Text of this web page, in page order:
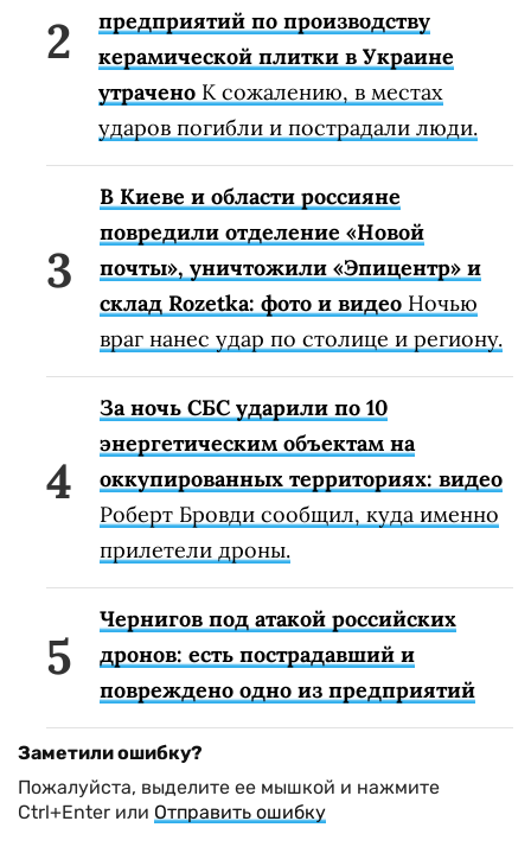
предприятий по производству
керамической плитки в Украине
утрачено К сожалению, в местах
ударов погибли и пострадали люди.
В Киеве и области россияне
повредили отделение «Новой
почты», уничтожили «Эпицентр» и
склад Rozetka: фото и видео Ночью
враг нанес удар по столице и региону.
За ночь СБС ударили по 10
энергетическим объектам на
оккупированных территориях: видео
Роберт Бровди сообщил, куда именно
прилетели дроны.
Чернигов под атакой российских
дронов: есть пострадавший и
повреждено одно из предприятий
Заметили ошибку?
Пожалуйста, выделите ее мышкой и нажмите
Ctrl+Enter или Отправить ошибку